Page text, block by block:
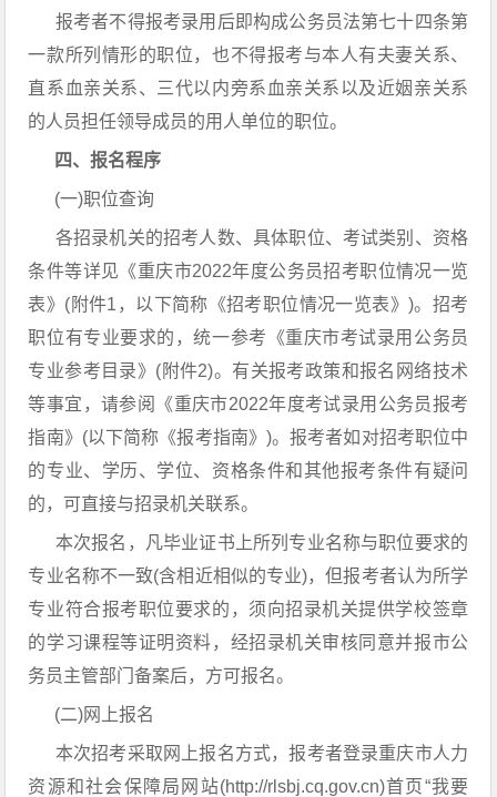
报考者不得报考录用后即构成公务员法第七十四条第
一款所列情形的职位，也不得报考与本人有夫妻关系、
直系血亲关系、三代以内旁系血亲关系以及近姻亲关系
的人员担任领导成员的用人单位的职位。
四、报名程序
(一)职位查询
各招录机关的招考人数、具体职位、考试类别、资格
条件等详见《重庆市2022年度公务员招考职位情况一览
表》(附件1，以下简称《招考职位情况一览表》)。招考
职位有专业要求的，统一参考《重庆市考试录用公务员
专业参考目录》(附件2)。有关报考政策和报名网络技术
等事宜，请参阅《重庆市2022年度考试录用公务员报考
指南》(以下简称《报考指南》)。报考者如对招考职位中
的专业、学历、学位、资格条件和其他报考条件有疑问
的，可直接与招录机关联系。
本次报名，凡毕业证书上所列专业名称与职位要求的
专业名称不一致(含相近相似的专业)，但报考者认为所学
专业符合报考职位要求的，须向招录机关提供学校签章
的学习课程等证明资料，经招录机关审核同意并报市公
务员主管部门备案后，方可报名。
(二)网上报名
本次招考采取网上报名方式，报考者登录重庆市人力
资源和社会保障局网站(http://rlsbj.cq.gov.cn)首页“我要